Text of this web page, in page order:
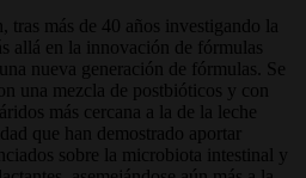
más de 40 años investigando la
allá en la innovación de fórmulas
nueva generación de fórmulas. Se
una mezcla de postbióticos y con
más cercana a la de la leche
que han demostrado aportar
sobre la microbiota intestinal y